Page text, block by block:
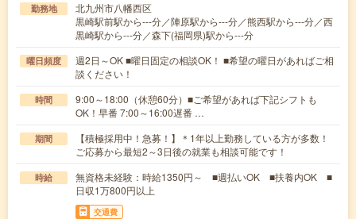
勤務地
北九州市八幡西区
黒崎駅前駅から---分／陣原駅から---分／熊西駅から---分／西
黒崎駅から---分／森下(福岡県)駅から---分
曜日頻度
週2日～OK ■曜日固定の相談OK！ ■希望の曜日があればご相
談ください！
時間
9:00～18:00（休憩60分）■ご希望があれば下記シフトも
OK！早番 7:00～16:00遅番 …
期間
【積極採用中！急募！】＊1年以上勤務している方が多数！
ご応募から最短2～3日後の就業も相談可能です！
時給
無資格未経験：時給1350円～ ■週払いOK ■扶養内OK ■
日収1万800円以上
交通費